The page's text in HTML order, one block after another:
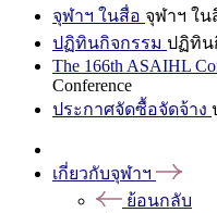
จุฬาฯ ในสื่อ จุฬาฯ ใน
ปฏิทินกิจกรรม ปฏิทิน
The 166th ASAIHL
Conference
ประกาศจัดซื้อจัดจ้าง
เกี่ยวกับจุฬาฯ
ย้อนกลับ